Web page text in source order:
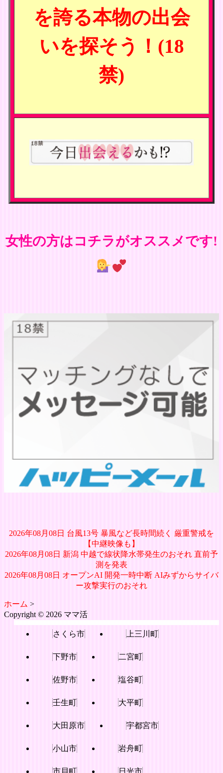
を誇る本物の出会
いを探そう！(18
禁)
女性の方はコチラがオススメです!
2026年08月08日 台風13号 暴風など長時間続く 厳重警戒を
【中継映像も】
2026年08月08日 新潟 中越で線状降水帯発生のおそれ 直前予
測を発表
2026年08月08日 オープンAI 開発一時中断 AIみずからサイバ
ー攻撃実行のおそれ
ホーム >
Copyright © 2026 ママ活
さくら市 上三川町
下野市 二宮町
佐野市 塩谷町
壬生町 大平町
大田原市 宇都宮市
小山市 岩舟町